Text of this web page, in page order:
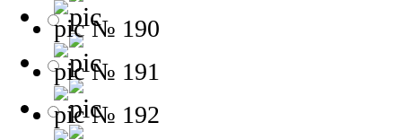
№ 190
№ 191
№ 192